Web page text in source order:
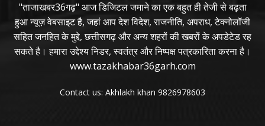
"ताजाखबर36गढ़" आज डिजिटल जमाने का एक बहुत ही तेजी से बढ़ता
हुआ न्यूज़ वेबसाइट है, जहां आप देश विदेश, राजनीति, अपराध, टेक्नोलॉजी
सहित जनहित के मुद्दे, छत्तीसगढ़ और अन्य शहरों की खबरों के अपडेटेड रह
सकते है। हमारा उद्देश्य निडर, स्वतंत्र और निष्पक्ष पत्रकारिता करना है।
www.tazakhabar36garh.com
Contact us: Akhlakh khan 9826978603